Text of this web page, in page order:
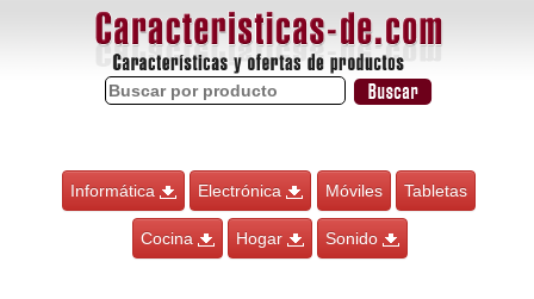
Informática Electrónica Móviles Tabletas
Cocina Hogar Sonido